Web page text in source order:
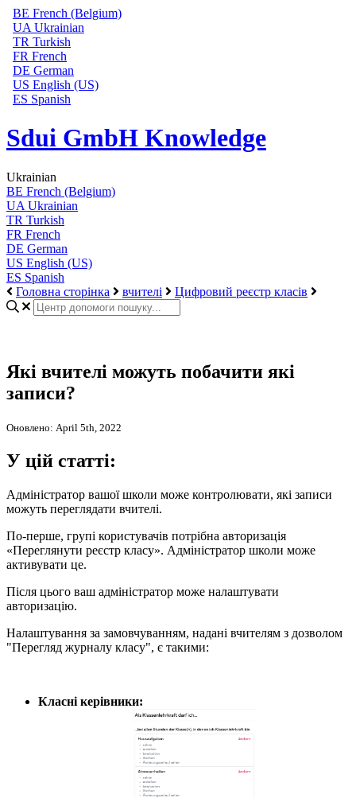
BE French (Belgium)
UA Ukrainian
TR Turkish
FR French
DE German
US English (US)
ES Spanish
Sdui GmbH Knowledge
Ukrainian
BE French (Belgium)
UA Ukrainian
TR Turkish
FR French
DE German
US English (US)
ES Spanish
Головна сторінка
вчителі Цифровий реєстр класів
Які вчителі можуть побачити які
записи?
Оновлено: April 5th, 2022
У цій статті:
Адміністратор вашої школи може контролювати, які записи
можуть переглядати вчителі.
По-перше, групі користувачів потрібна авторизація
«Переглянути реєстр класу». Адміністратор школи може
активувати це.
Після цього ваш адміністратор може налаштувати
авторизацію.
Налаштування за замовчуванням, надані вчителям з дозволом
"Перегляд журналу класу", є такими:
Класні керівники: